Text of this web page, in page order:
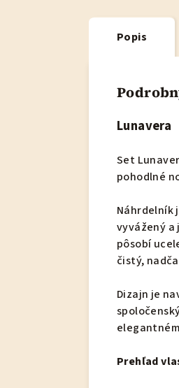
Popis
Lunavera
Set
pohodlné
Náhrdelník
vyvážený a
pôsobí
čistý,
Dizajn je
Prehľad